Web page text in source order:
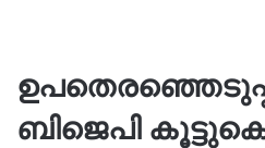
ബിജെപി